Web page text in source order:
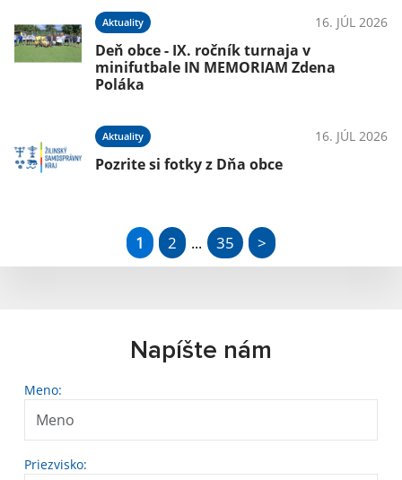
Aktuality 16. JÚL 2026
Deň obce - IX. ročník turnaja v
minifutbale IN MEMORIAM Zdena
Poláka
Aktuality 16. JÚL 2026
Pozrite si fotky z Dňa obce
1 2 ... 35 >
Napíšte nám
Meno:
Priezvisko: